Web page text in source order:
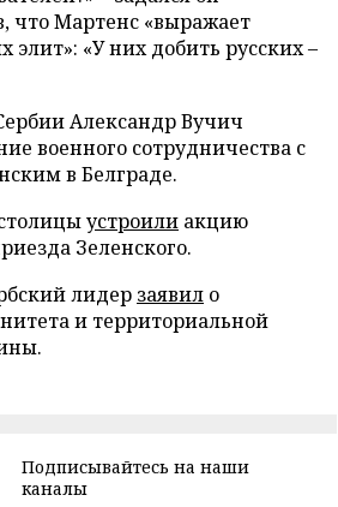
что Мартенс «выражает
элит»: «У них добить русских –
Александр Вучич
военного сотрудничества с
в Белграде.
устроили акцию
Зеленского.
лидер заявил о
и территориальной
Подписывайтесь на наши
каналы